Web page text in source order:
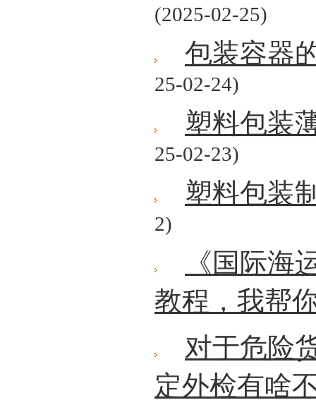
(2025-02-25)
包装容器
25-02-24)
塑料包装
25-02-23)
塑料包装
2)
《国际海
教程，我帮
对于危险
定外检有啥